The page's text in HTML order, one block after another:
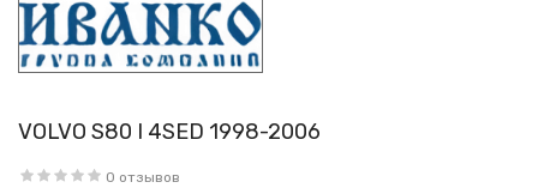
VOLVO S80 I 4SED 1998-2006
0 отзывов